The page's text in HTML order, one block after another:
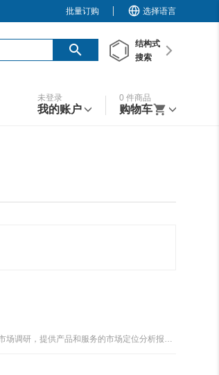
批量订购 选择语言
结构式
搜索
未登录
我的账户
0 件商品
购物车
1、业务主管，负责市场部成员工作安排及管理；2、负责公司产品市场的策划、营销计划的执行和监督管理；3、负责公司重要产品的市场调研，提供产品和服务的市场定位分析报告；4、收集市场同行业信息及分析预测报告......